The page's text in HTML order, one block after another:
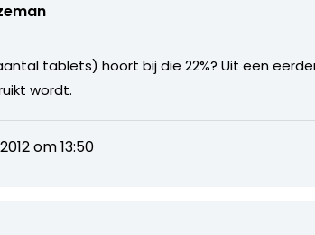
tablets) hoort bij die 22%? Uit een
wordt.
om 13:50